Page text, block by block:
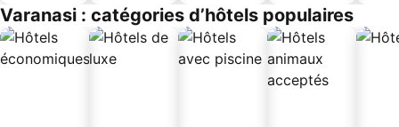
s
Varanasi : catégories d’hôtels populaires